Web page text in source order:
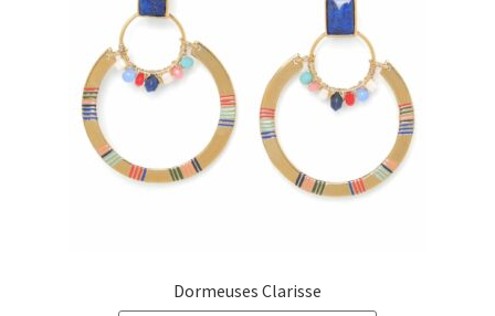
Dormeuses Clarisse